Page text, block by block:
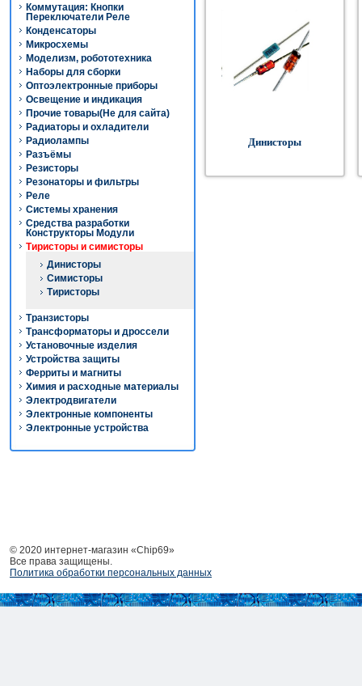
Коммутация: Кнопки
Переключатели Реле
Конденсаторы
Микросхемы
Моделизм, робототехника
Наборы для сборки
Оптоэлектронные приборы
Освещение и индикация
Прочие товары(Не для сайта)
Радиаторы и охладители
Радиолампы
Разъёмы
Резисторы
Резонаторы и фильтры
Реле
Системы хранения
Средства разработки
Конструкторы Модули
Тиристоры и симисторы
Динисторы
Симисторы
Тиристоры
Транзисторы
Трансформаторы и дроссели
Установочные изделия
Устройства защиты
Ферриты и магниты
Химия и расходные материалы
Электродвигатели
Электронные компоненты
Электронные устройства
Динисторы
© 2020 интернет-магазин «Chip69»
Все права защищены.
Политика обработки персональных данных